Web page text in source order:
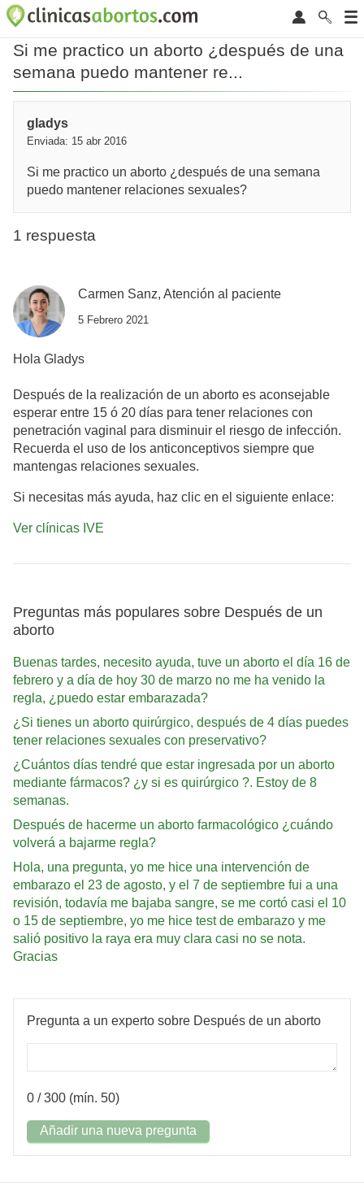
Si me practico un aborto ¿después de una
semana puedo mantener re...
gladys
Enviada: 15 abr 2016
Si me practico un aborto ¿después de una semana
puedo mantener relaciones sexuales?
1 respuesta
Carmen Sanz, Atención al paciente
5 Febrero 2021
Hola Gladys
Después de la realización de un aborto es aconsejable
esperar entre 15 ó 20 días para tener relaciones con
penetración vaginal para disminuir el riesgo de infección.
Recuerda el uso de los anticonceptivos siempre que
mantengas relaciones sexuales.
Si necesitas más ayuda, haz clic en el siguiente enlace:
Ver clínicas IVE
Preguntas más populares sobre Después de un
aborto
Buenas tardes, necesito ayuda, tuve un aborto el día 16 de
febrero y a día de hoy 30 de marzo no me ha venido la
regla, ¿puedo estar embarazada?
¿Si tienes un aborto quirúrgico, después de 4 días puedes
tener relaciones sexuales con preservativo?
¿Cuántos días tendré que estar ingresada por un aborto
mediante fármacos? ¿y si es quirúrgico ?. Estoy de 8
semanas.
Después de hacerme un aborto farmacológico ¿cuándo
volverá a bajarme regla?
Hola, una pregunta, yo me hice una intervención de
embarazo el 23 de agosto, y el 7 de septiembre fui a una
revisión, todavía me bajaba sangre, se me cortó casi el 10
o 15 de septiembre, yo me hice test de embarazo y me
salió positivo la raya era muy clara casi no se nota.
Gracias
Pregunta a un experto sobre Después de un aborto
0 / 300 (mín. 50)
Añadir una nueva pregunta